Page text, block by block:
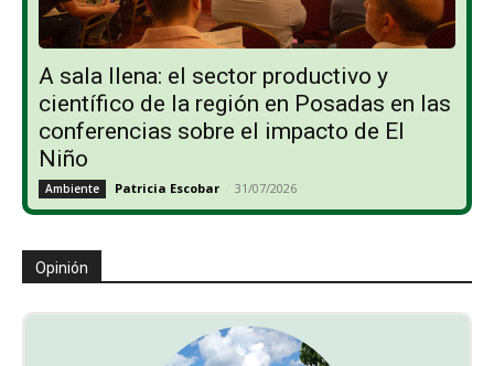
A sala llena: el sector productivo y
científico de la región en Posadas en las
conferencias sobre el impacto de El
Niño
Ambiente Patricia Escobar - 31/07/2026
Opinión